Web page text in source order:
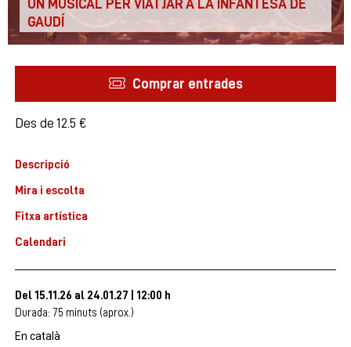
UN MUSICAL PER VIATJAR A LA INFANTESA DE
GAUDÍ
Comprar entrades
Des de Des de
12.5 €
Descripció
Mira i escolta
Fitxa artística
Calendari
Del 15.11.26 al 24.01.27 12:00 h
Durada: 75 minuts (aprox.)
En català